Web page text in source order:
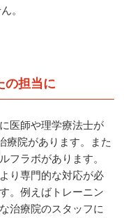
。
の担当に
医師や理学療法士が
療院があります。また
フラボがあります。
り専門的な対応が必
。例えばトレーニン
治療院のスタッフに